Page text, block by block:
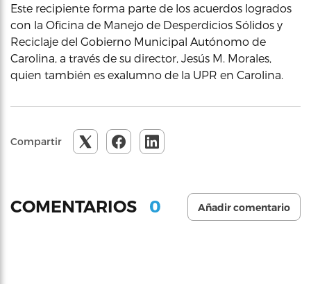
Este recipiente forma parte de los acuerdos logrados
con la Oficina de Manejo de Desperdicios Sólidos y
Reciclaje del Gobierno Municipal Autónomo de
Carolina, a través de su director, Jesús M. Morales,
quien también es exalumno de la UPR en Carolina.
Compartir
COMENTARIOS 0 Añadir comentario